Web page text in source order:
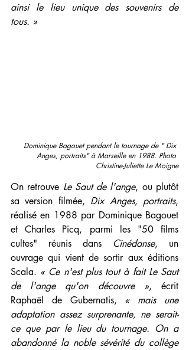
ainsi le lieu unique des souvenirs de
tous. »
Dominique Bagouet pendant le tournage de " Dix
Anges, portraits" à Marseille en 1988. Photo
Christine-Juliette Le Moigne
On retrouve Le Saut de l'ange, ou plutôt
sa version filmée, Dix Anges, portraits,
réalisé en 1988 par Dominique Bagouet
et Charles Picq, parmi les "50 films
cultes" réunis dans Cinédanse, un
ouvrage qui vient de sortir aux éditions
Scala. « Ce n'est plus tout à fait Le Saut
de l'ange qu'on découvre », écrit
Raphaël de Gubernatis, « mais une
adaptation assez surprenante, ne serait-
ce que par le lieu du tournage. On a
abandonné la noble sévérité du collège